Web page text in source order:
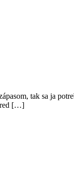
tak sa ja
[…]